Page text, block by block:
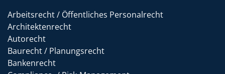
Arbeitsrecht / Öffentliches Personalrecht
Architektenrecht
Autorecht
Baurecht / Planungsrecht
Bankenrecht